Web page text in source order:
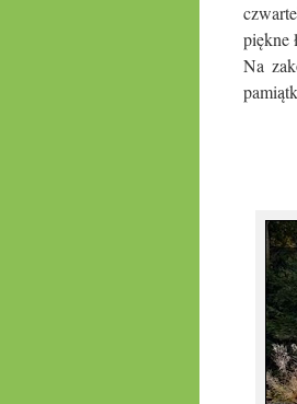
piękne
Na